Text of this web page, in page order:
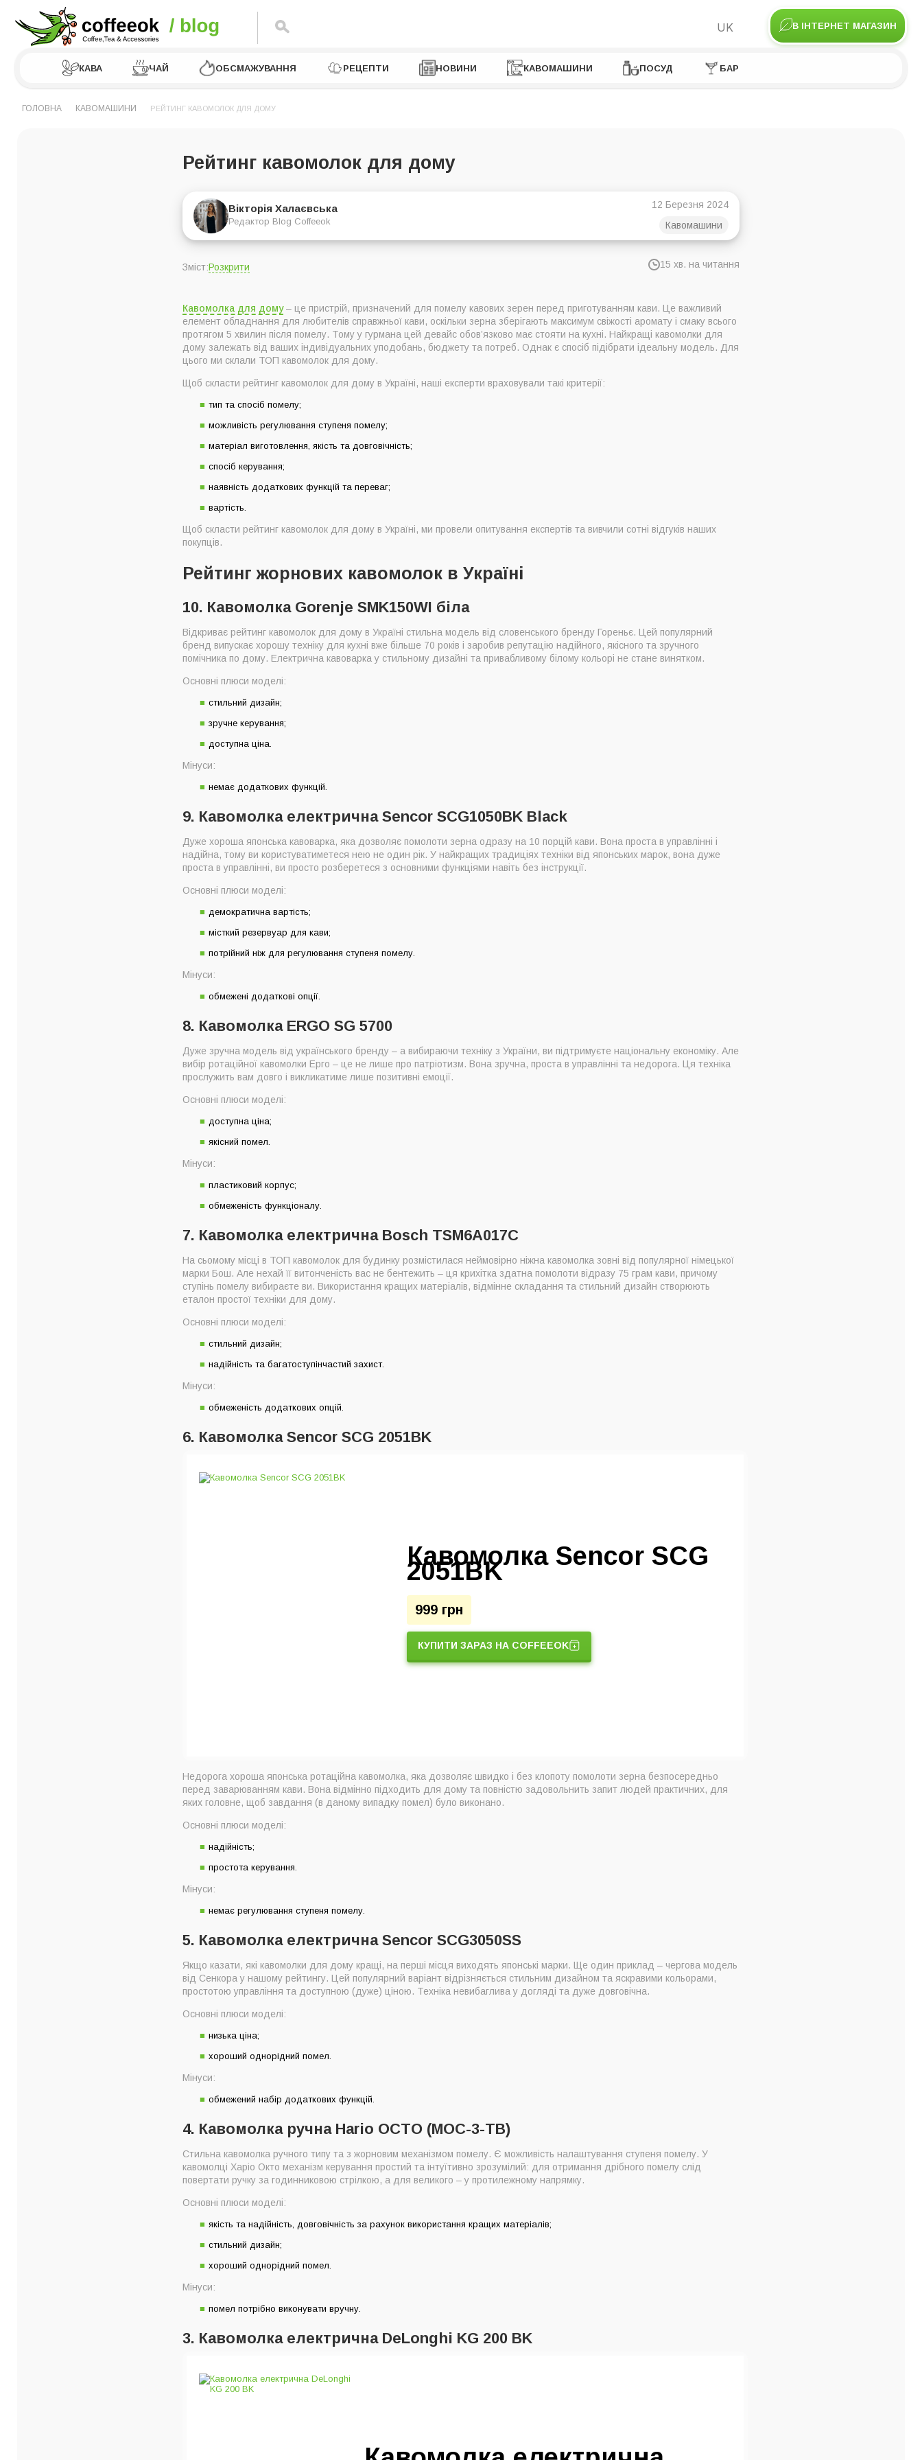
UK В ІНТЕРНЕТ МАГАЗИН
КАВА ЧАЙ ОБСМАЖУВАННЯ РЕЦЕПТИ НОВИНИ КАВОМАШИНИ ПОСУД БАР
ГОЛОВНА КАВОМАШИНИ РЕЙТИНГ КАВОМОЛОК ДЛЯ ДОМУ
Рейтинг кавомолок для дому
Вікторія Халаєвська
Редактор Blog Coffeeok
12 Березня 2024
Кавомашини
Зміст:Розкрити 15 хв. на читання
10. Кавомолка Gorenje SMK150WI біла
9. Кавомолка електрична Sencor SCG1050BK Black
8. Кавомолка ERGO SG 5700
6. Кавомолка Sencor SCG 2051BK
5. Кавомолка електрична Sencor SCG3050SS
4. Кавомолка ручна Hario OCTO (MOC-3-TB)
3. Кавомолка електрична DeLonghi KG 200 BK
2. Кавомолка ручна Hario Mill Mini Slim + Black (MSS-1DTB)
1. Кавомолка електрична Bosch TSM6A013B
Топ-10 найкращих кавомолок для дому за версією Coffeeok
Якій кавомолці для дому віддати перевагу?
Як правильно вибрати кавомолку для дому
Кавомолка для дому– це пристрій, призначений для помелу кавових зерен перед приготуванням кави. Це важливий
елемент обладнання для любителів справжньої кави, оскільки зерна зберігають максимум свіжості аромату і смаку всього
протягом 5 хвилин після помелу. Тому у гурмана цей девайс обов’язково має стояти на кухні. Найкращі кавомолки для
дому залежать від ваших індивідуальних уподобань, бюджету та потреб. Однак є спосіб підібрати ідеальну модель. Для
цього ми склали ТОП кавомолок для дому.
Щоб скласти рейтинг кавомолок для дому в Україні, наші експерти враховували такі критерії:
тип та спосіб помелу;
можливість регулювання ступеня помелу;
матеріал виготовлення, якість та довговічність;
спосіб керування;
наявність додаткових функцій та переваг;
вартість.
Щоб скласти рейтинг кавомолок для дому в Україні, ми провели опитування експертів та вивчили сотні відгуків наших
покупців.
Рейтинг жорнових кавомолок в Україні
10. Кавомолка Gorenje SMK150WI біла
Відкриває рейтинг кавомолок для дому в Україні стильна модель від словенського бренду Гореньє. Цей популярний
бренд випускає хорошу техніку для кухні вже більше 70 років і заробив репутацію надійного, якісного та зручного
помічника по дому. Електрична кавоварка у стильному дизайні та привабливому білому кольорі не стане винятком.
Основні плюси моделі:
стильний дизайн;
зручне керування;
доступна ціна.
Мінуси:
немає додаткових функцій.
9. Кавомолка електрична Sencor SCG1050BK Black
Дуже хороша японська кавоварка, яка дозволяє помолоти зерна одразу на 10 порцій кави. Вона проста в управлінні і
надійна, тому ви користуватиметеся нею не один рік. У найкращих традиціях техніки від японських марок, вона дуже
проста в управлінні, ви просто розберетеся з основними функціями навіть без інструкції.
Основні плюси моделі:
демократична вартість;
місткий резервуар для кави;
потрійний ніж для регулювання ступеня помелу.
Мінуси:
обмежені додаткові опції.
8. Кавомолка ERGO SG 5700
Дуже зручна модель від українського бренду – а вибираючи техніку з України, ви підтримуєте національну економіку. Але
вибір ротаційної кавомолки Ерго – це не лише про патріотизм. Вона зручна, проста в управлінні та недорога. Ця техніка
прослужить вам довго і викликатиме лише позитивні емоції.
Основні плюси моделі:
доступна ціна;
якісний помел.
Мінуси:
пластиковий корпус;
обмеженість функціоналу.
7. Кавомолка електрична Bosch TSM6A017C
На сьомому місці в ТОП кавомолок для будинку розмістилася неймовірно ніжна кавомолка зовні від популярної німецької
марки Бош. Але нехай її витонченість вас не бентежить – ця крихітка здатна помолоти відразу 75 грам кави, причому
ступінь помелу вибираєте ви. Використання кращих матеріалів, відмінне складання та стильний дизайн створюють
еталон простої техніки для дому.
Основні плюси моделі:
стильний дизайн;
надійність та багатоступінчастий захист.
Мінуси:
обмеженість додаткових опцій.
6. Кавомолка Sencor SCG 2051BK
Кавомолка Sencor SCG
2051BK
999 грн
КУПИТИ ЗАРАЗ НА COFFEEOK
Недорога хороша японська ротаційна кавомолка, яка дозволяє швидко і без клопоту помолоти зерна безпосередньо
перед заварюванням кави. Вона відмінно підходить для дому та повністю задовольнить запит людей практичних, для
яких головне, щоб завдання (в даному випадку помел) було виконано.
Основні плюси моделі:
надійність;
простота керування.
Мінуси:
немає регулювання ступеня помелу.
5. Кавомолка електрична Sencor SCG3050SS
Якщо казати, які кавомолки для дому кращі, на перші місця виходять японські марки. Ще один приклад – чергова модель
від Сенкора у нашому рейтингу. Цей популярний варіант відрізняється стильним дизайном та яскравими кольорами,
простотою управління та доступною (дуже) ціною. Техніка невибаглива у догляді та дуже довговічна.
Основні плюси моделі:
низька ціна;
хороший однорідний помел.
Мінуси:
обмежений набір додаткових функцій.
4. Кавомолка ручна Hario OCTO (MOC-3-TB)
Стильна кавомолка ручного типу та з жорновим механізмом помелу. Є можливість налаштування ступеня помелу. У
кавомолці Харіо Окто механізм керування простий та інтуїтивно зрозумілий: для отримання дрібного помелу слід
повертати ручку за годинниковою стрілкою, а для великого – у протилежному напрямку.
Основні плюси моделі:
якість та надійність, довговічність за рахунок використання кращих матеріалів;
стильний дизайн;
хороший однорідний помел.
Мінуси:
помел потрібно виконувати вручну.
3. Кавомолка електрична DeLonghi KG 200 BK